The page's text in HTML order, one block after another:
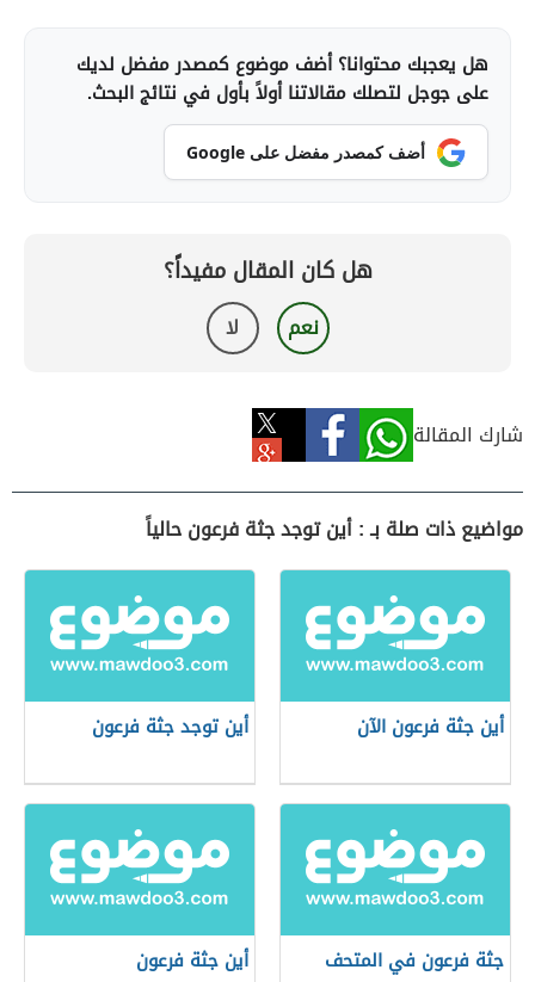
هل يعجبك محتوانا؟ أضف موضوع كمصدر مفضل لديك
على جوجل لتصلك مقالاتنا أولاً بأول في نتائج البحث.
أضف كمصدر مفضل على Google
هل كان المقال مفيداً؟
نعم لا
شارك المقالة
مواضيع ذات صلة بـ : أين توجد جثة فرعون حالياً
أين جثة فرعون الآن أين توجد جثة فرعون
جثة فرعون في المتحف أين جثة فرعون